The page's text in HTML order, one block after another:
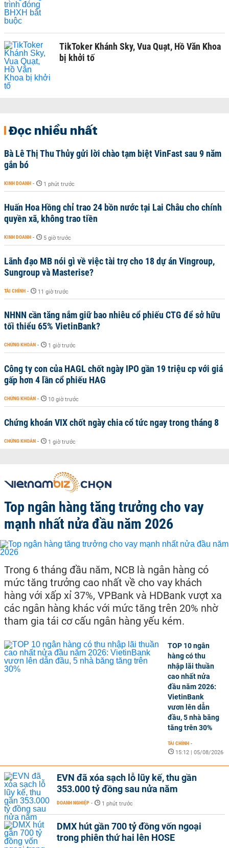
TikToker Khánh Sky, Vua Quạt, Hồ Văn Khoa
bị khởi tố
Đọc nhiều nhất
Bà Lê Thị Thu Thủy gửi lời chào tạm biệt VinFast sau 9 năm
gắn bó
KINH DOANH - 1 phút trước
Huấn Hoa Hồng chỉ trao 24 bồn nước tại Lai Châu cho chính
quyền xã, không trao tiền
KINH DOANH - 5 giờ trước
Lãnh đạo MB nói gì về việc tài trợ cho 18 dự án Vingroup,
Sungroup và Masterise?
TÀI CHÍNH - 11 giờ trước
NHNN cần tăng nắm giữ bao nhiêu cổ phiếu CTG để sở hữu
tối thiểu 65% VietinBank?
CHỨNG KHOÁN - 1 giờ trước
Công ty con của HAGL chốt ngày IPO gần 19 triệu cp với giá
gấp hơn 4 lần cổ phiếu HAG
CHỨNG KHOÁN - 10 giờ trước
Chứng khoán VIX chốt ngày chia cổ tức ngay trong tháng 8
CHỨNG KHOÁN - 1 giờ trước
Top ngân hàng tăng trưởng cho vay
mạnh nhất nửa đầu năm 2026
Trong 6 tháng đầu năm, NCB là ngân hàng có
mức tăng trưởng cao nhất về cho vay khách
hàng với xấp xỉ 37%, VPBank và HDBank vượt xa
các ngân hàng khác với mức tăng trên 20% nhờ
tham gia tái cơ cấu ngân hàng yếu kém.
TOP 10 ngân
hàng có thu
nhập lãi thuần
cao nhất nửa
đầu năm 2026:
VietinBank
vươn lên dẫn
đầu, 5 nhà băng
tăng trên 30%
TÀI CHÍNH -
15:12 | 05/08/2026
EVN đã xóa sạch lỗ lũy kế, thu gần
353.000 tỷ đồng sau nửa năm
DOANH NGHIỆP - 1 phút trước
DMX hút gần 700 tỷ đồng vốn ngoại
trong phiên thứ hai lên HOSE